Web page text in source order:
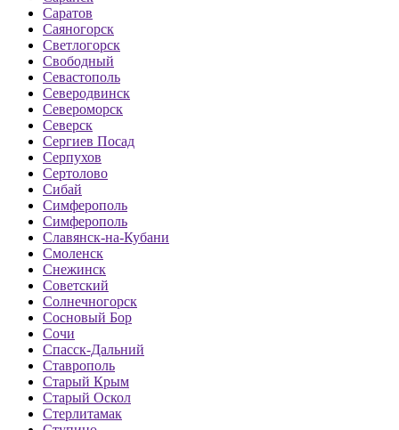
Саратов
Саяногорск
Светлогорск
Свободный
Севастополь
Северодвинск
Североморск
Северск
Сергиев Посад
Серпухов
Сертолово
Сибай
Симферополь
Симферополь
Славянск-на-Кубани
Смоленск
Снежинск
Советский
Солнечногорск
Сосновый Бор
Сочи
Спасск-Дальний
Ставрополь
Старый Крым
Старый Оскол
Стерлитамак